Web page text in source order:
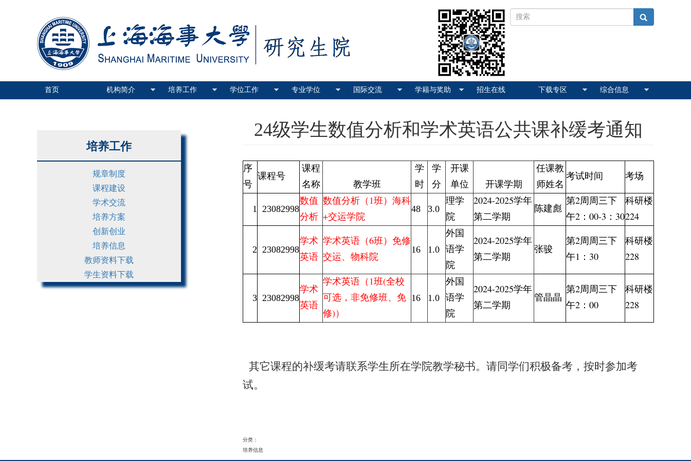
首页 机构简介 培养工作 学位工作 专业学位 国际交流 学籍与奖助 招生在线 下载专区 综合信息
培养工作
规章制度
课程建设
学术交流
培养方案
创新创业
培养信息
教师资料下载
学生资料下载
24级学生数值分析和学术英语公共课补缓考通知
序
号
课程号
课程
名称
教学班
学
时
学
分
开课
单位
开课学期
任课教
师姓名
考试时间 考场
1 23082998
数值
分析
数值分析（1班）海科
+交运学院
48 3.0
理学
院
2024-2025学年
第二学期
陈建彪
第2周周三下
午2：00-3：30
科研楼
224
2 23082998
学术
英语
学术英语（6班）免修
交运、物科院
16 1.0
外国
语学
院
2024-2025学年
第二学期
张骏
第2周周三下
午1：30
科研楼
228
3 23082998
学术
英语
学术英语（1班(全校
可选，非免修班、免
修)）
16 1.0
外国
语学
院
2024-2025学年
第二学期
管晶晶
第2周周三下
午2：00
科研楼
228
其它课程的补缓考请联系学生所在学院教学秘书。请同学们积极备考，按时参加考
试。
分类：
培养信息